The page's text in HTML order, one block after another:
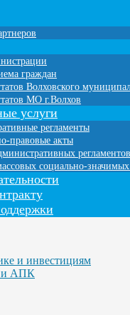
граждан
Волховского
МО г.Волхов
услуги
регламенты
правовые акты
регламентов
социально-
и инвестициям
и АПК